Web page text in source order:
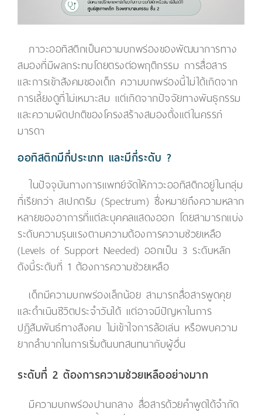
ภาวะออทิสติกเป็นความบกพร่องของพัฒนาการทาง
สมองที่มีผลกระทบโดยตรงต่อพฤติกรรม การสื่อสาร
และการเข้าสังคมของเด็ก ความบกพร่องนี้ไม่ได้เกิดจาก
การเลี้ยงดูที่ไม่เหมาะสม แต่เกิดจากปัจจัยทางพันธุกรรม
และความผิดปกติของโครงสร้างสมองตั้งแต่ในครรภ์
มารดา
ออทิสติกมีกี่ประเภท และมีกี่ระดับ ?
ในปัจจุบันทางการแพทย์จัดให้ภาวะออทิสติกอยู่ในกลุ่ม
ที่เรียกว่า สเปกตรัม (Spectrum) ซึ่งหมายถึงความหลาก
หลายของอาการที่แต่ละบุคคลแสดงออก โดยสามารถแบ่ง
ระดับความรุนแรงตามความต้องการความช่วยเหลือ
(Levels of Support Needed) ออกเป็น 3 ระดับหลัก
ดังนี้ระดับที่ 1 ต้องการความช่วยเหลือ
เด็กมีความบกพร่องเล็กน้อย สามารถสื่อสารพูดคุย
และดำเนินชีวิตประจำวันได้ แต่อาจมีปัญหาในการ
ปฏิสัมพันธ์ทางสังคม ไม่เข้าใจการล้อเล่น หรือพบความ
ยากลำบากในการเริ่มต้นบทสนทนากับผู้อื่น
ระดับที่ 2 ต้องการความช่วยเหลืออย่างมาก
มีความบกพร่องปานกลาง สื่อสารด้วยคำพูดได้จำกัด